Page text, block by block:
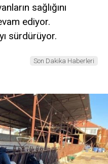
sağlığını
ediyor.
sürdürüyor.
Son Dakika Haberleri